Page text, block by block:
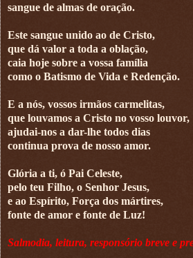
sangue de almas de oração.
Este sangue unido ao de Cristo,
que dá valor a toda a oblação,
caia hoje sobre a vossa família
como o Batismo de Vida e Redenção.
E a nós, vossos irmãos carmelitas,
que louvamos a Cristo no vosso louvor,
ajudai-nos a dar-lhe todos dias
continua prova de nosso amor.
Glória a ti, ó Pai Celeste,
pelo teu Filho, o Senhor Jesus,
e ao Espírito, Força dos mártires,
fonte de amor e fonte de Luz!
Salmodia, leitura, responsório breve e